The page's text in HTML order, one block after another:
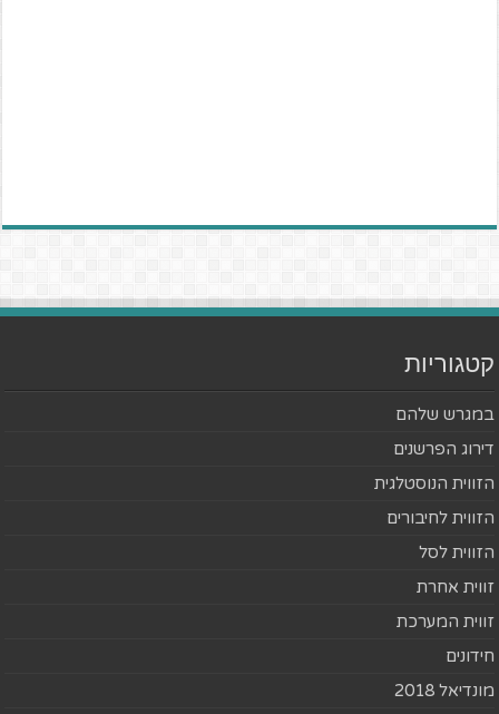
קטגוריות
במגרש שלהם
דירוג הפרשנים
הזווית הנוסטלגית
הזווית לחיבורים
הזווית לסל
זווית אחרת
זווית המערכת
חידונים
מונדיאל 2018